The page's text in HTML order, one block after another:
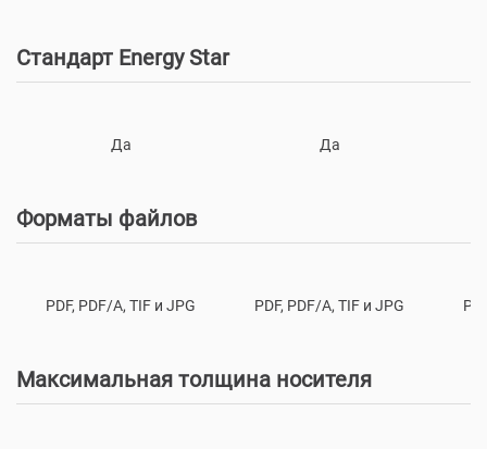
Стандарт Energy Star
Да Да
Форматы файлов
PDF, PDF/A, TIF и JPG PDF, PDF/A, TIF и JPG
Максимальная толщина носителя